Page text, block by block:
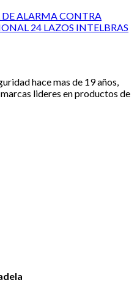
ALARMA CONTRA
24 LAZOS INTELBRAS
hace mas de 19 años,
lideres en productos de